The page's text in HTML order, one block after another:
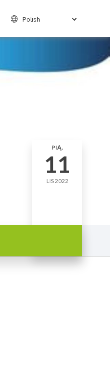
PIĄ.
11
LIS 2022